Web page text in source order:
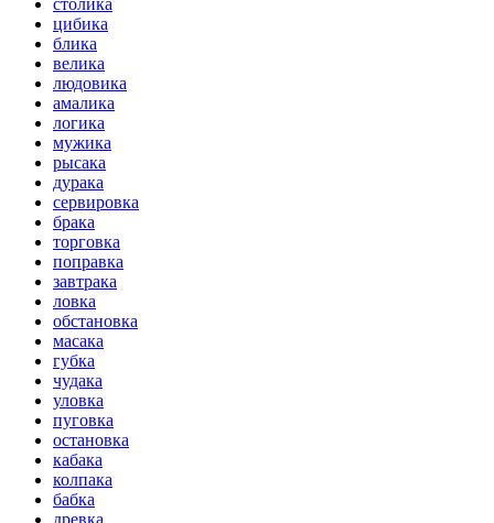
цибика
блика
велика
людовика
амалика
логика
мужика
рысака
дурака
сервировка
брака
торговка
поправка
завтрака
ловка
обстановка
масака
губка
чудака
уловка
пуговка
остановка
кабака
колпака
бабка
древка